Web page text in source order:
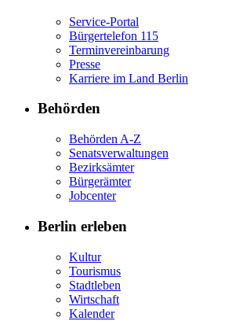
Service-Portal
Bürgertelefon 115
Terminvereinbarung
Presse
Karriere im Land Berlin
Behörden
Behörden A-Z
Senatsverwaltungen
Bezirksämter
Bürgerämter
Jobcenter
Berlin erleben
Kultur
Tourismus
Stadtleben
Wirtschaft
Kalender